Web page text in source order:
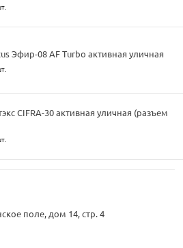
Эфир-08 AF Turbo активная уличная
CIFRA-30 активная уличная (разъем
поле, дом 14, стр. 4